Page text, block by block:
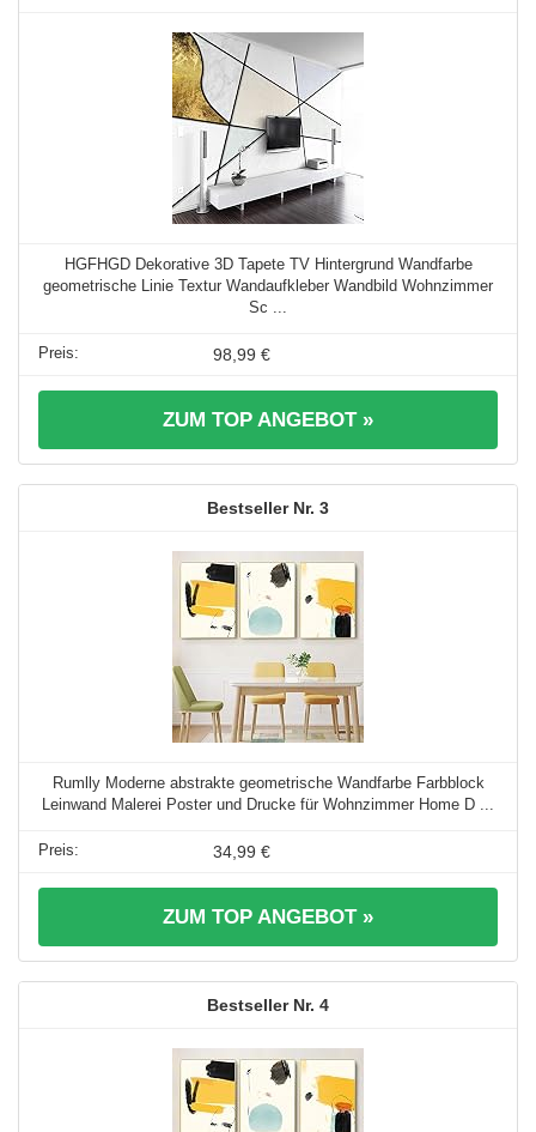
HGFHGD Dekorative 3D Tapete TV Hintergrund Wandfarbe
geometrische Linie Textur Wandaufkleber Wandbild Wohnzimmer
Sc ...
98,99 €
ZUM TOP ANGEBOT »
3
Rumlly Moderne abstrakte geometrische Wandfarbe Farbblock
Leinwand Malerei Poster und Drucke für Wohnzimmer Home D ...
34,99 €
ZUM TOP ANGEBOT »
4